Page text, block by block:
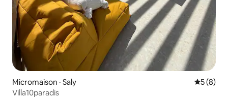
Micromaison · Saly Note
5 (8)
Villa10paradis